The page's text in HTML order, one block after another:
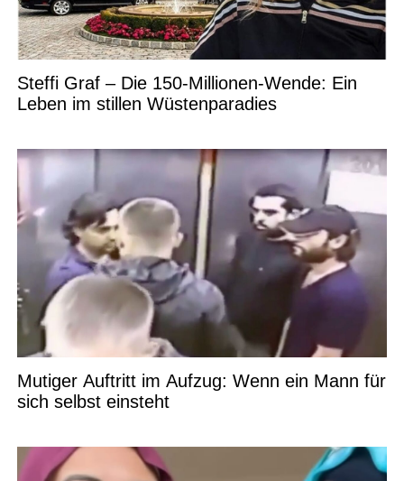
Steffi Graf – Die 150-Millionen-Wende: Ein
Leben im stillen Wüstenparadies
Mutiger Auftritt im Aufzug: Wenn ein Mann für
sich selbst einsteht